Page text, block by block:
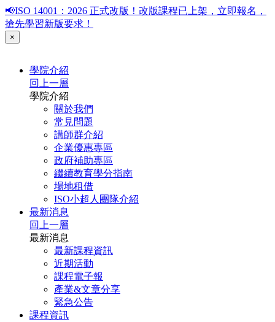
📢ISO 14001：2026 正式改版！改版課程已上架，立即報名，
搶先學習新版要求！
×
學院介紹
回上一層
學院介紹
關於我們
常見問題
講師群介紹
企業優惠專區
政府補助專區
繼續教育學分指南
場地租借
ISO小超人團隊介紹
最新消息
回上一層
最新消息
最新課程資訊
近期活動
課程電子報
產業&文章分享
緊急公告
課程資訊